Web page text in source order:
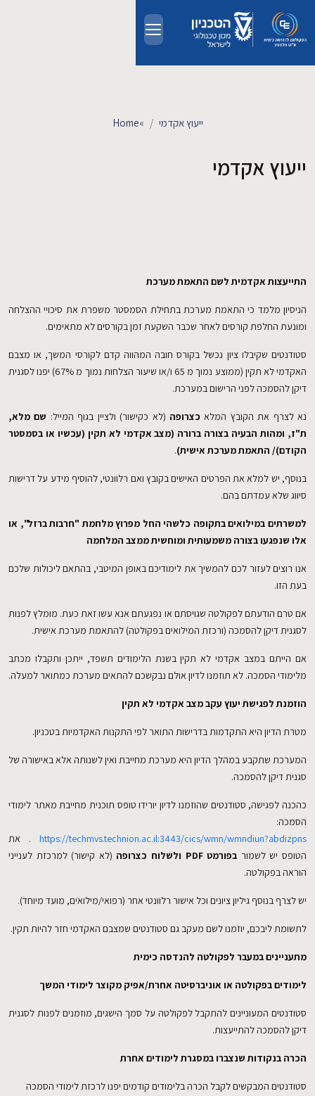
צרו קשר
Home» ייעוץ אקדמי
ייעוץ אקדמי
התייעצות אקדמית לשם התאמת מערכת
הניסיון מלמד כי התאמת מערכת בתחילת הסמסטר משפרת את סיכויי ההצלחה
ומונעת החלפת קורסים לאחר שכבר השקעת זמן בקורסים לא מתאימים.
סטודנטים שקיבלו ציון נכשל בקורס חובה המהווה קדם לקורסי המשך, או מצבם
האקדמי לא תקין (ממוצע נמוך מ 65 ו/או שיעור הצלחות נמוך מ 67%) יפנו לסגנית
דיקן להסמכה לפני הרישום במערכת.
נא לצרף את הקובץ המלא כצרופה (לא כקישור) ולציין בגוף המייל: שם מלא,
ת"ז, ומהות הבעיה בצורה ברורה (מצב אקדמי לא תקין (עכשיו או בסמסטר
הקודם)/ התאמת מערכת אישית).
בנוסף, יש למלא את הפרטים האישים בקובץ ואם רלוונטי, להוסיף מידע על דרישות
סיווג שלא עמדתם בהם.
למשרתים במילואים בתקופה כלשהי החל מפרוץ מלחמת "חרבות ברזל", או
אלו שנפגעו בצורה משמעותית ומוחשית ממצב המלחמה
אנו רוצים לעזור לכם להמשיך את לימודיכם באופן המיטבי, בהתאם ליכולות שלכם
בעת הזו.
אם טרם הודעתם לפקולטה שגויסתם או נפגעתם אנא עשו זאת כעת. מומלץ לפנות
לסגנית דיקן להסמכה (ורכזת המילואים בפקולטה) להתאמת מערכת אישית.
אם הייתם במצב אקדמי לא תקין בשנת הלימודים תשפד, ייתכן ותקבלו מכתב
מלימודי הסמכה. לא תוזמנו לדיון אולם נבקשכם להתאים מערכת כמתואר למעלה.
הוזמנת לפגישת יעוץ עקב מצב אקדמי לא תקין
מטרת הדיון היא התקדמות בדרישות התואר לפי התקנות האקדמיות בטכניון.
המערכת שתקבע במהלך הדיון היא מערכת מחייבת ואין לשנותה אלא באישורה של
סגנית דיקן להסמכה.
כהכנה לפגישה, סטודנטים שהוזמנו לדיון יורידו טופס תוכנית מחייבת מאתר לימודי
הסמכה:
https://techmvs.technion.ac.il:3443/cics/wmn/wmndiun?abdizpns . את
הטופס יש לשמור בפורמטPDF ולשלוח כצרופה (לא קישור) למרכזת לענייני
הוראה בפקולטה.
יש לצרף בנוסף גיליון ציונים וכל אישור רלוונטי אחר (רפואי/מילואים, מועד מיוחד).
לתשומת ליבכם, יוזמנו לשם מעקב גם סטודנטים שמצבם האקדמי חזר להיות תקין.
מתעניינים במעבר לפקולטה להנדסה כימית
לימודים בפקולטה או אוניברסיטה אחרת/אפיק מקוצר לימודי המשך
סטודנטים המעוניינים להתקבל לפקולטה על סמך הישגים, מוזמנים לפנות לסגנית
דיקן להסמכה להתייעצות.
הכרה בנקודות שנצברו במסגרת לימודים אחרת
סטודנטים המבקשים לקבל הכרה בלימודים קודמים יפנו לרכזת לימודי הסמכה